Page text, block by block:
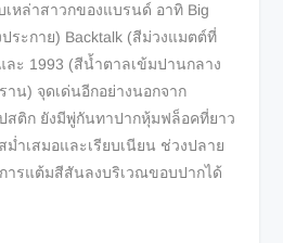
หล่าสาวกของแบรนด์ อาทิ Big
ระกาย) Backtalk (สีม่วงแมตต์ที่
ละ 1993 (สีน้ำตาลเข้มปานกลาง
น) จุดเด่นอีกอย่างนอกจาก
ติก ยังมีพู่กันทาปากหุ้มฟล็อคที่ยาว
ม่ำเสมอและเรียบเนียน ช่วงปลาย
ารแต้มสีสันลงบริเวณขอบปากได้